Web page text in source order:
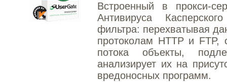
Встроенный в прокси-
Антивируса
фильтра: перехватывая
протоколам HTTP и FTP,
потока объекты,
анализирует их на
вредоносных программ.